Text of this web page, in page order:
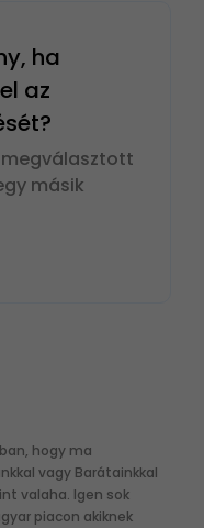
ha
az
megválasztott
másik
hogy ma
vagy Barátainkkal
valaha. Igen sok
piacon akiknek